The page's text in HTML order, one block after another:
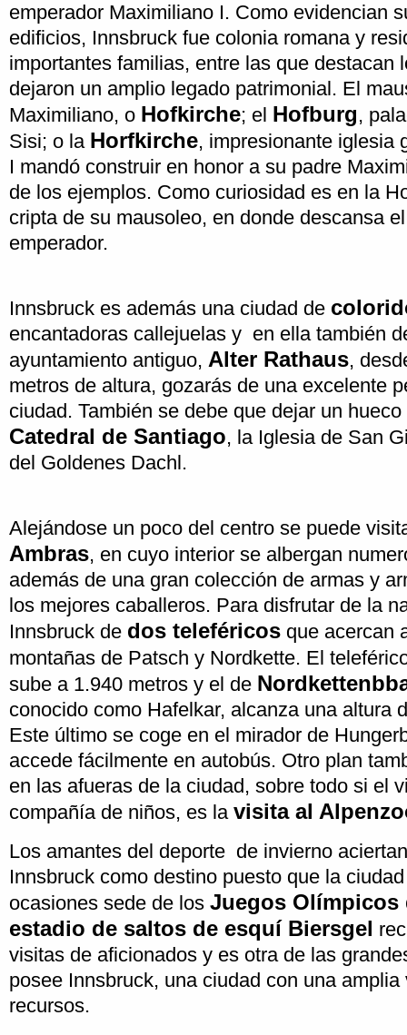
emperador Maximiliano I. Como evidencian
edificios, Innsbruck fue colonia romana y
importantes familias, entre las que destacan
dejaron un amplio legado patrimonial. El
Maximiliano, o Hofkirche; el Hofburg,
Sisi; o la Horfkirche, impresionante iglesia
I mandó construir en honor a su padre
de los ejemplos. Como curiosidad es en la
cripta de su mausoleo, en donde descansa
emperador.
Innsbruck es además una ciudad de
encantadoras callejuelas y en ella también
ayuntamiento antiguo, Alter Rathaus,
metros de altura, gozarás de una excelente
ciudad. También se debe que dejar un
Catedral de Santiago, la Iglesia de San
del Goldenes Dachl.
Alejándose un poco del centro se puede
Ambras, en cuyo interior se albergan
además de una gran colección de armas y
los mejores caballeros. Para disfrutar de la
Innsbruck de dos teleféricos que acercan
montañas de Patsch y Nordkette. El
sube a 1.940 metros y el de
conocido como Hafelkar, alcanza una altura
Este último se coge en el mirador de
accede fácilmente en autobús. Otro plan
en las afueras de la ciudad, sobre todo si el
compañía de niños, es la visita al
Los amantes del deporte de invierno
Innsbruck como destino puesto que la
ocasiones sede de los Juegos Olímpicos
estadio de saltos de esquí Biersgel
visitas de aficionados y es otra de las
posee Innsbruck, una ciudad con una amplia
recursos.